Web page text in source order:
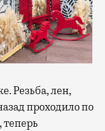
Резьба, лен,
проходило по
теперь